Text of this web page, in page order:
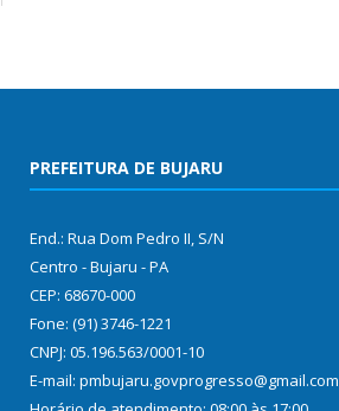
PREFEITURA DE BUJARU
End.: Rua Dom Pedro II, S/N
Centro - Bujaru - PA
CEP: 68670-000
Fone: (91) 3746-1221
CNPJ: 05.196.563/0001-10
E-mail: pmbujaru.govprogresso@gmail.com